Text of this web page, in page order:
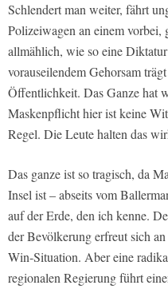
Schlendert man weiter, fährt
Polizeiwagen an einem vorbei,
allmählich, wie so eine
vorauseilendem Gehorsam
Öffentlichkeit. Das Ganze hat
Maskenpflicht hier ist keine
Regel. Die Leute halten das
Das ganze ist so tragisch, da
Insel ist – abseits vom
auf der Erde, den ich kenne.
der Bevölkerung erfreut sich
Win-Situation. Aber eine
regionalen Regierung führt